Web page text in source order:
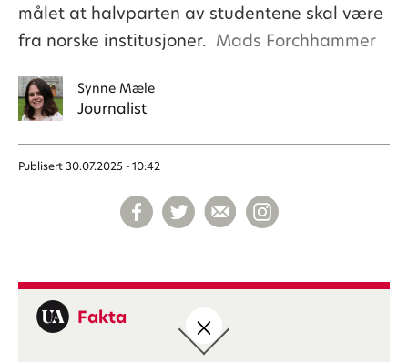
målet at halvparten av studentene skal være
fra norske institusjoner. Mads Forchhammer
Synne Mæle
Journalist
Publisert 30.07.2025 - 10:42
Fakta